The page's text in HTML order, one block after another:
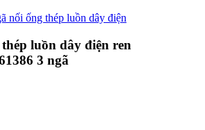
luồn dây điện ren
3 ngã